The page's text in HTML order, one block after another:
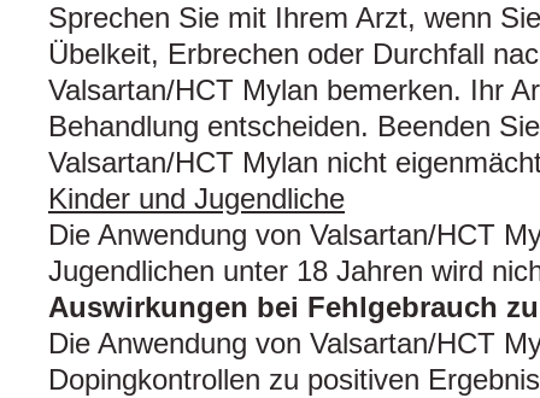
Sprechen Sie mit Ihrem Arzt, wenn
Übelkeit, Erbrechen oder Durchfall
Valsartan/HCT Mylan bemerken. Ihr
Behandlung entscheiden. Beenden
Valsartan/HCT Mylan nicht
Kinder und Jugendliche
Die Anwendung von Valsartan/HCT
Jugendlichen unter 18 Jahren wird
Auswirkungen bei Fehlgebrauch
Die Anwendung von Valsartan/HCT
Dopingkontrollen zu positiven